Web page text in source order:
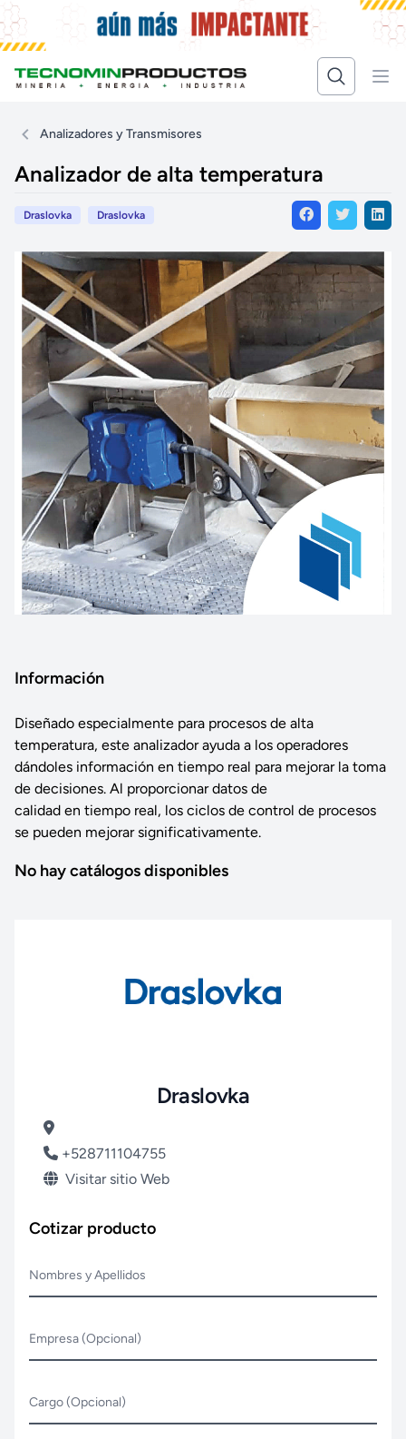
Analizadores y Transmisores
Analizador de alta temperatura
Draslovka Draslovka
Información
Diseñado especialmente para procesos de alta
temperatura, este analizador ayuda a los operadores
dándoles información en tiempo real para mejorar la toma
de decisiones. Al proporcionar datos de
calidad en tiempo real, los ciclos de control de procesos
se pueden mejorar significativamente.
No hay catálogos disponibles
Draslovka
+528711104755
Visitar sitio Web
Cotizar producto
Nombres y Apellidos
Empresa (Opcional)
Cargo (Opcional)